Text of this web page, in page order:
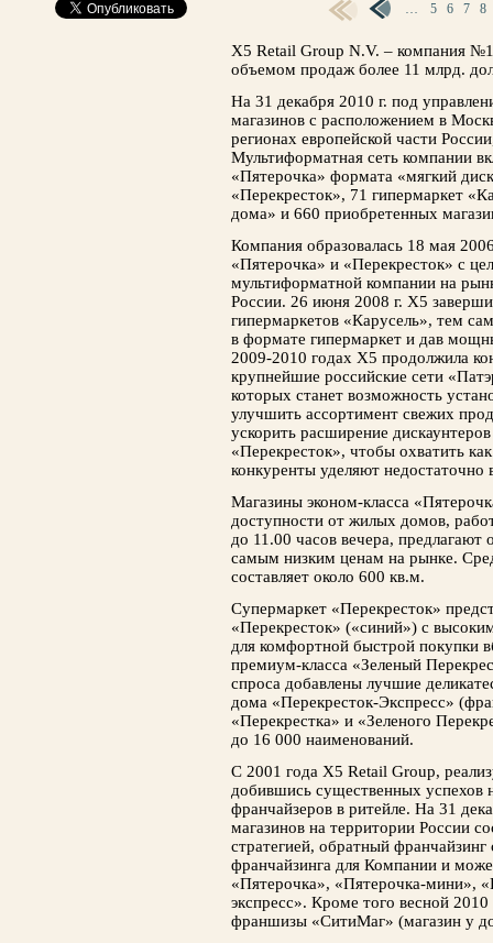
… 5 6 7 8
X5 Retail Group N.V. – компания
объемом продаж более 11 млрд.
На 31 декабря 2010 г. под
магазинов с расположением в
регионах европейской части
Мультиформатная сеть компании
«Пятерочка» формата «мягкий
«Перекресток», 71 гипермаркет
дома» и 660 приобретенных
Компания образовалась 18 мая
«Пятерочка» и «Перекресток» с
мультиформатной компании на
России. 26 июня 2008 г. X5
гипермаркетов «Карусель», тем
в формате гипермаркет и дав
2009-2010 годах X5 продолжила
крупнейшие российские сети
которых станет возможность
улучшить ассортимент свежих
ускорить расширение
«Перекресток», чтобы охватить
конкуренты уделяют недостаточно
Магазины эконом-класса
доступности от жилых домов,
до 11.00 часов вечера,
самым низким ценам на рынке.
составляет около 600 кв.м.
Супермаркет «Перекресток»
«Перекресток» («синий») с
для комфортной быстрой покупки
премиум-класса «Зеленый
спроса добавлены лучшие
дома «Перекресток-Экспресс»
«Перекрестка» и «Зеленого
до 16 000 наименований.
С 2001 года X5 Retail Group,
добившись существенных успехов
франчайзеров в ритейле. На 31
магазинов на территории России
стратегией, обратный
франчайзинга для Компании и
«Пятерочка», «Пятерочка-мини»,
экспресс». Кроме того весной
франшизы «СитиМаг» (магазин у